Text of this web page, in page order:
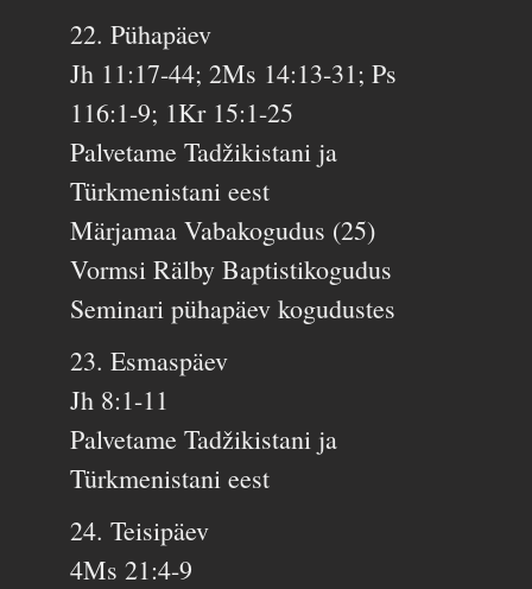
22. Pühapäev
Jh 11:17-44; 2Ms 14:13-31; Ps
116:1-9; 1Kr 15:1-25
Palvetame Tadžikistani ja
Türkmenistani eest
Märjamaa Vabakogudus (25)
Vormsi Rälby Baptistikogudus
Seminari pühapäev kogudustes
23. Esmaspäev
Jh 8:1-11
Palvetame Tadžikistani ja
Türkmenistani eest
24. Teisipäev
4Ms 21:4-9